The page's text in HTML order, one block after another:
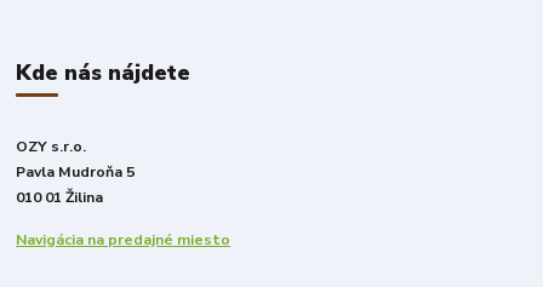
Kde nás nájdete
OZY s.r.o.
Pavla Mudroňa 5
010 01 Žilina
Navigácia na predajné miesto